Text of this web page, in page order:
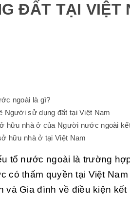
ĐẤT TẠI VIỆT
ngoài là gì?
Người sử dụng đất tại Việt Nam
hữu nhà ở của Người nước ngoài
hữu nhà ở tại Việt Nam
tố nước ngoài là trường
có thẩm quyền tại Việt
và Gia đình về điều kiện